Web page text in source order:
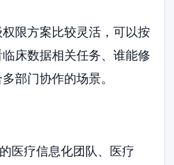
限方案比较灵活，可以按
床数据相关任务、谁能修
部门协作的场景。
医疗信息化团队、医疗